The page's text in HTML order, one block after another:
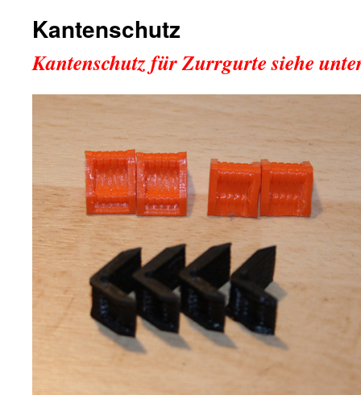
Kantenschutz
Kantenschutz für Zurrgurte siehe